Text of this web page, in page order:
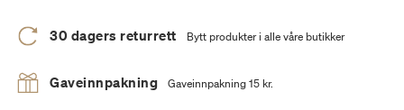
30 dagers returrett Bytt produkter i alle våre butikker
Gaveinnpakning Gaveinnpakning 15 kr.